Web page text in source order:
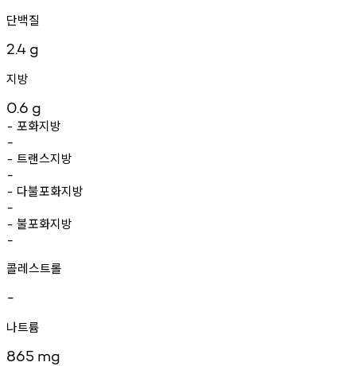
단백질
2.4 g
지방
0.6 g
- 포화지방
-
- 트랜스지방
-
- 다불포화지방
-
- 불포화지방
-
콜레스트롤
-
나트륨
865 mg